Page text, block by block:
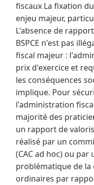
fiscaux La fixation
enjeu majeur,
L'absence de
BSPCE n'est pas
fiscal majeur :
prix d'exercice et
les conséquences
implique. Pour
l'administration
majorité des
un rapport de
réalisé par un
(CAC ad hoc) ou
problématique de la
ordinaires par